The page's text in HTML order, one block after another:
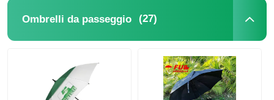
Ombrelli per bambini
Ombrelli da passeggio (27)